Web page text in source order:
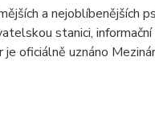
a nejoblíbenějších
stanici,
oficiálně uznáno